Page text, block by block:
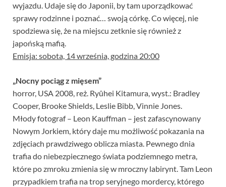
wyjazdu. Udaje się do Japonii, by tam uporządkować
sprawy rodzinne i poznać… swoją córkę. Co więcej, nie
spodziewa się, że na miejscu zetknie się również z
japońską mafią.
Emisja: sobota, 14 września, godzina 20:00
„Nocny pociąg z mięsem”
horror, USA 2008, reż. Ryûhei Kitamura, wyst.: Bradley
Cooper, Brooke Shields, Leslie Bibb, Vinnie Jones.
Młody fotograf – Leon Kauffman – jest zafascynowany
Nowym Jorkiem, który daje mu możliwość pokazania na
zdjęciach prawdziwego oblicza miasta. Pewnego dnia
trafia do niebezpiecznego świata podziemnego metra,
które po zmroku zmienia się w mroczny labirynt. Tam Leon
przypadkiem trafia na trop seryjnego mordercy, którego